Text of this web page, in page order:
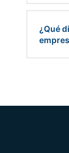
¿Qué